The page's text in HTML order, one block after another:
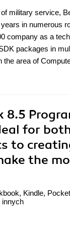
military service,
in numerous
company as a
packages in
area of
8.5
for
to
the
Kindle,
innych